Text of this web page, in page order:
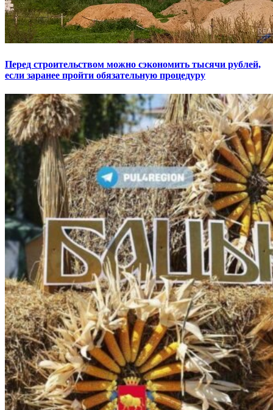
Перед строительством можно сэкономить тысячи рублей,
если заранее пройти обязательную процедуру